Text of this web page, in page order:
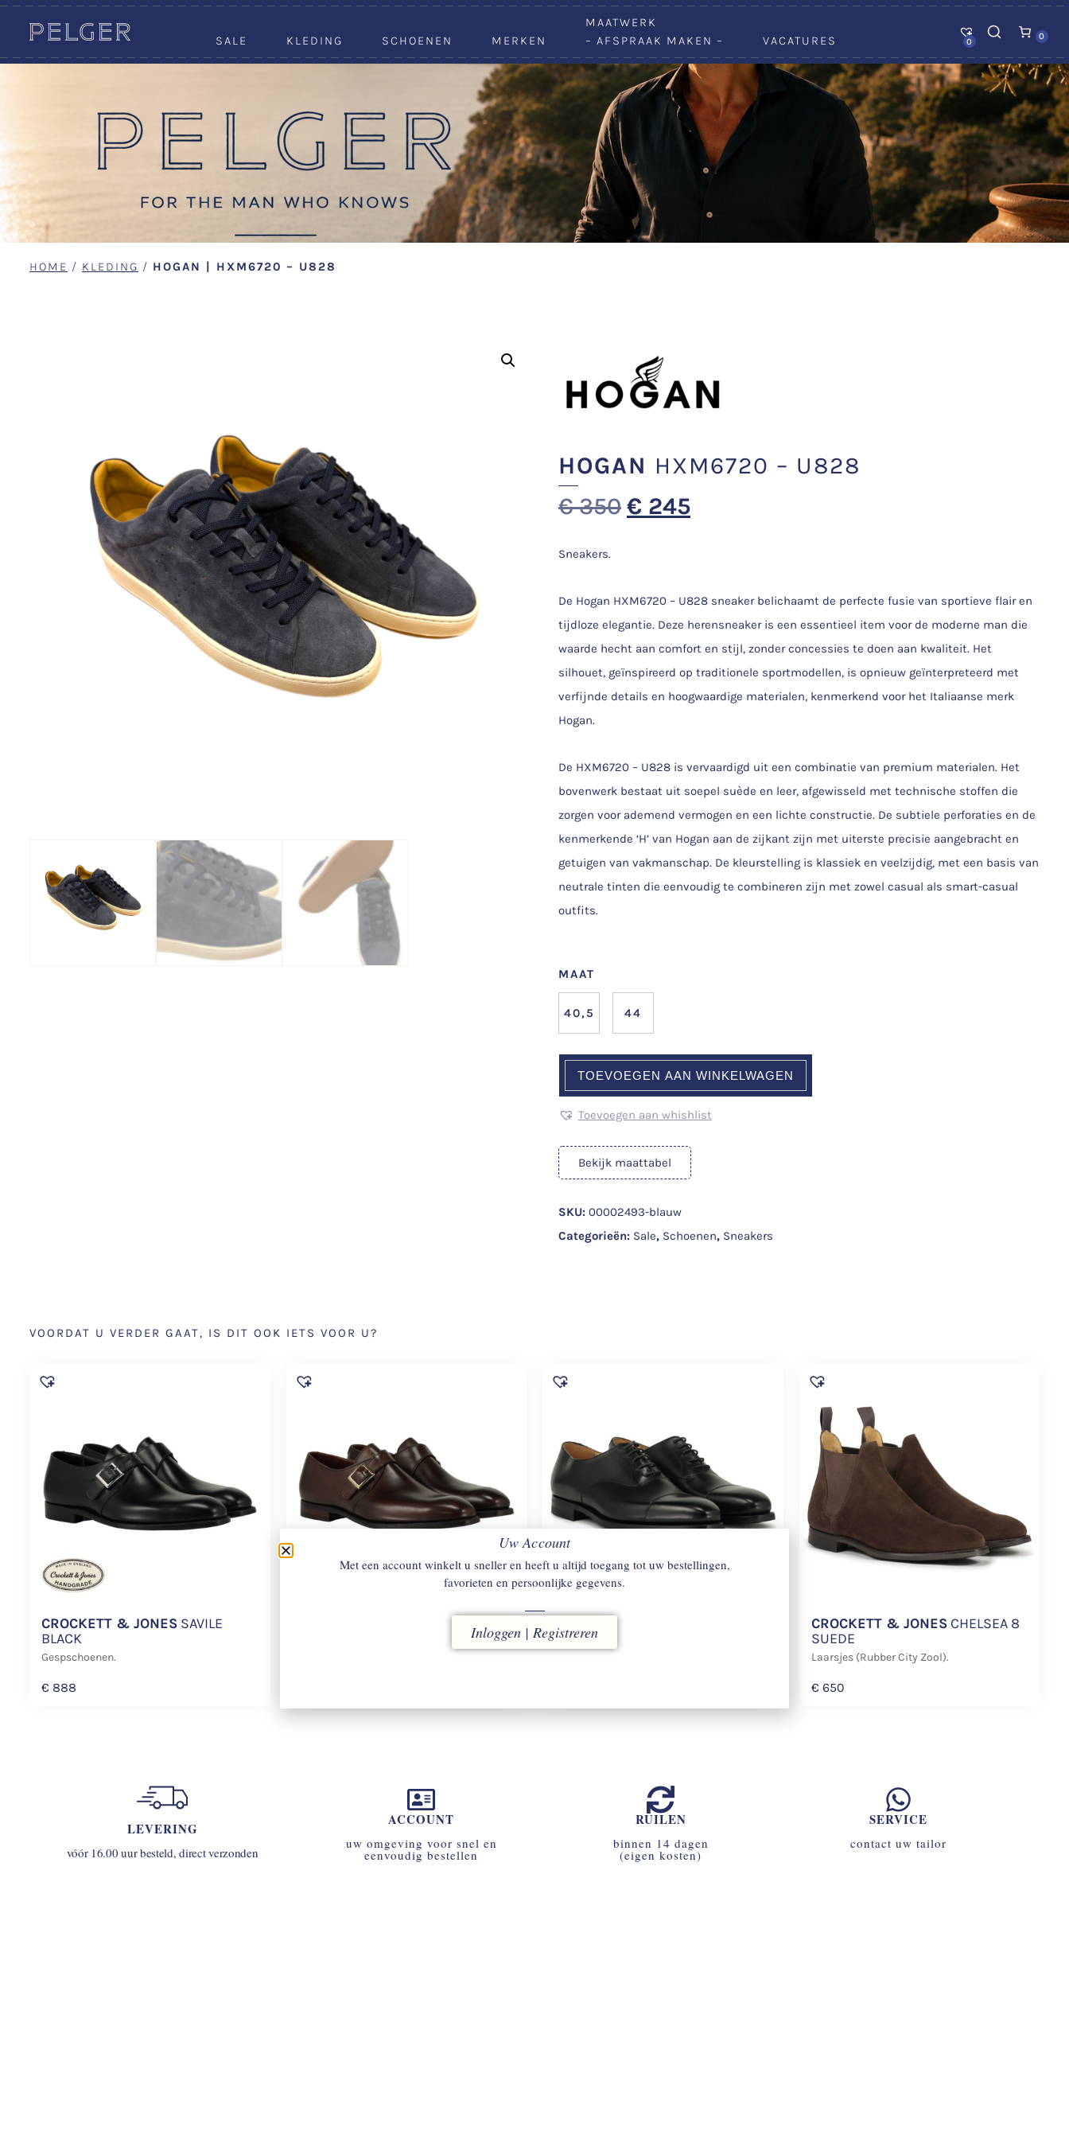
SALE KLEDING SCHOENEN MERKEN
MAATWERK
– AFSPRAAK MAKEN –
VACATURES 0 0
HOME / KLEDING / HOGAN | HXM6720 – U828
HOGAN HXM6720 – U828
€350€ 245
Sneakers.
De Hogan HXM6720 – U828 sneaker belichaamt de perfecte fusie van sportieve flair en
tijdloze elegantie. Deze herensneaker is een essentieel item voor de moderne man die
waarde hecht aan comfort en stijl, zonder concessies te doen aan kwaliteit. Het
silhouet, geïnspireerd op traditionele sportmodellen, is opnieuw geïnterpreteerd met
verfijnde details en hoogwaardige materialen, kenmerkend voor het Italiaanse merk
Hogan.
De HXM6720 – U828 is vervaardigd uit een combinatie van premium materialen. Het
bovenwerk bestaat uit soepel suède en leer, afgewisseld met technische stoffen die
zorgen voor ademend vermogen en een lichte constructie. De subtiele perforaties en de
kenmerkende ‘H’ van Hogan aan de zijkant zijn met uiterste precisie aangebracht en
getuigen van vakmanschap. De kleurstelling is klassiek en veelzijdig, met een basis van
neutrale tinten die eenvoudig te combineren zijn met zowel casual als smart-casual
outfits.
MAAT
40,5 44
TOEVOEGEN AAN WINKELWAGEN
Toevoegen aan whishlist
Bekijk maattabel
SKU: 00002493-blauw
Categorieën: Sale, Schoenen, Sneakers
VOORDAT U VERDER GAAT, IS DIT OOK IETS VOOR U?
CROCKETT & JONES SAVILE
BLACK
Gespschoenen.
€ 888
SAVILE
CROCKETT & JONES
XRS BLACK
CROCKETT & JONESCHELSEA 8
SUEDE
Laarsjes (Rubber City Zool).
€650
LEVERING
vóór 16.00 uur besteld, direct verzonden
ACCOUNT
uw omgeving voor snel en
eenvoudig bestellen
RUILEN
binnen 14 dagen
(eigen kosten)
SERVICE
contact uw tailor
Uw Account
Met een account winkelt u sneller en heeft u altijd toegang tot uw bestellingen,
favorieten en persoonlijke gegevens.
Inloggen | Registreren